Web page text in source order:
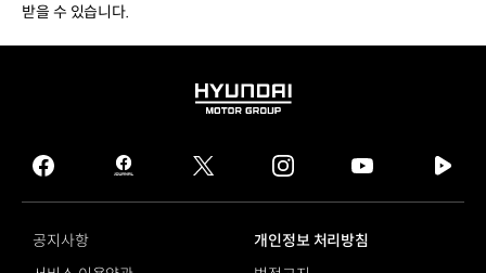
받을 수 있습니다.
HYUNDAI
GROUP
facebook
hmg
journal
twitter instagram
tv
공지사항
개인정보 처리방침